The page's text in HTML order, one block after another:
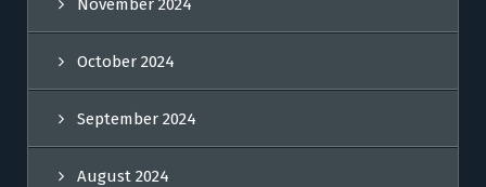
November 2024
October 2024
September 2024
August 2024